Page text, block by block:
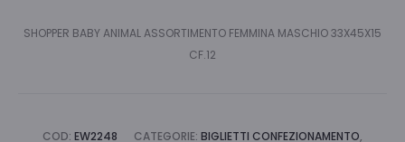
SHOPPER BABY ANIMAL ASSORTIMENTO FEMMINA MASCHIO 33X45X15
CF.12
COD: EW2248 CATEGORIE: BIGLIETTI CONFEZIONAMENTO,